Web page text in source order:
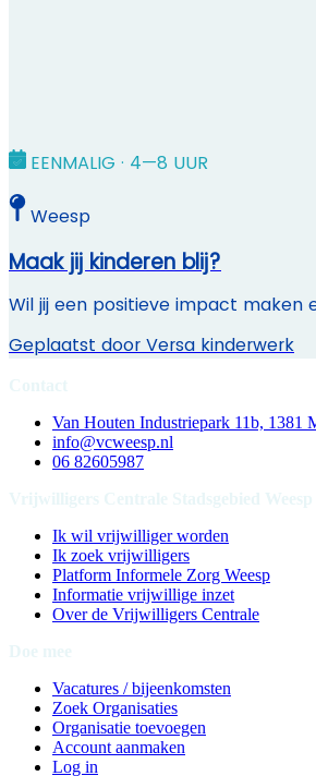
EENMALIG · 4—8 UUR
Weesp
Maak jij kinderen blij?
Wil jij een positieve impact maken
Geplaatst door Versa kinderwerk
Van Houten Industriepark 11b, 1381
info@vcweesp.nl
06 82605987
Ik wil vrijwilliger worden
Ik zoek vrijwilligers
Platform Informele Zorg Weesp
Informatie vrijwillige inzet
Over de Vrijwilligers Centrale
Vacatures / bijeenkomsten
Zoek Organisaties
Organisatie toevoegen
Account aanmaken
Log in